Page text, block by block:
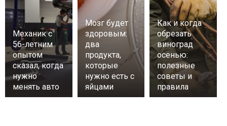
Механик с
56-летним
опытом
сказал, когда
нужно
менять авто
Мозг будет
здоровым:
два
продукта,
которые
нужно есть с
яйцами
Как и когда
обрезать
виноград
осенью:
полезные
советы и
правила